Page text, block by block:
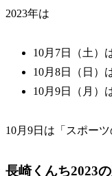
2023年は
10月7日（土）
10月8日（日）
10月9日（月）
10月9日は「スポー
長崎くんち2023